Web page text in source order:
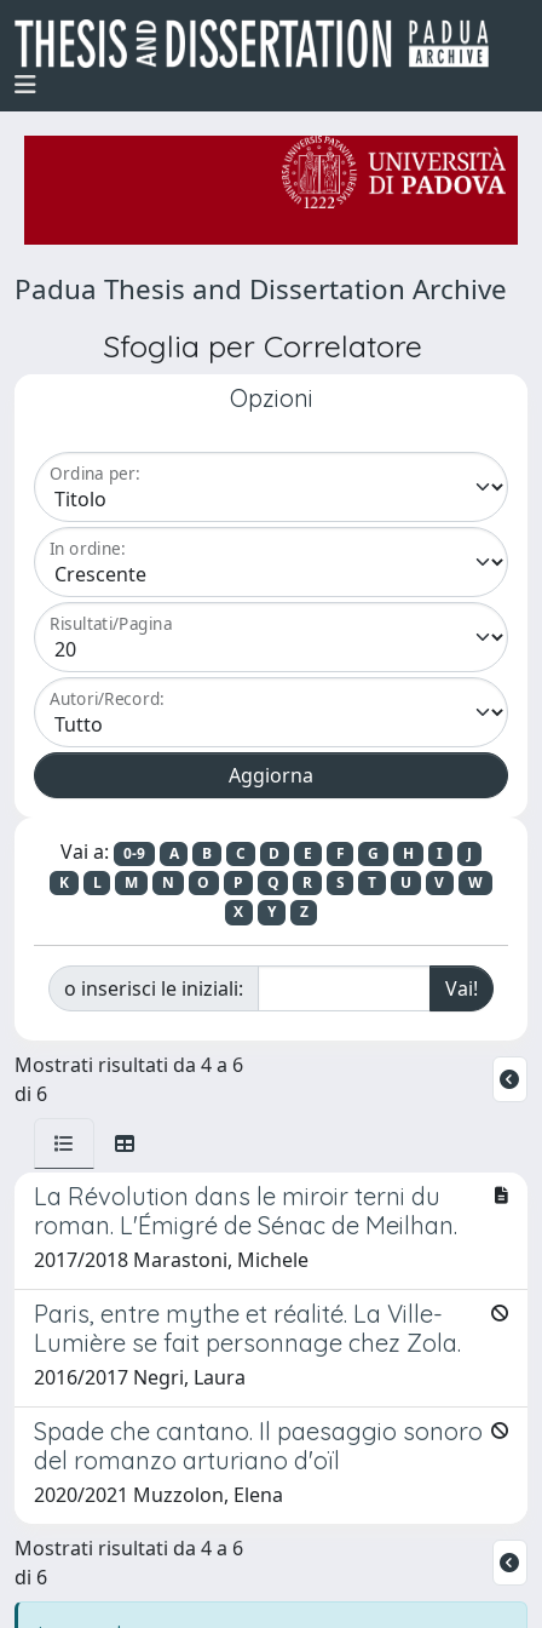
Padua Thesis and Dissertation Archive
Sfoglia per Correlatore
Opzioni
Ordina per:
In ordine:
Risultati/Pagina
Autori/Record:
Vai a: 0-9 A B C D E F G H I
J
K
L M N O P Q R S T U V
W
X
Y Z
o inserisci le iniziali:
Mostrati risultati da 4 a 6
di 6
La Révolution dans le miroir terni du
roman. L'Émigré de Sénac de Meilhan.
2017/2018 Marastoni, Michele
Paris, entre mythe et réalité. La Ville-
Lumière se fait personnage chez Zola.
2016/2017 Negri, Laura
Spade che cantano. Il paesaggio sonoro
del romanzo arturiano d'oïl
2020/2021 Muzzolon, Elena
Mostrati risultati da 4 a 6
di 6